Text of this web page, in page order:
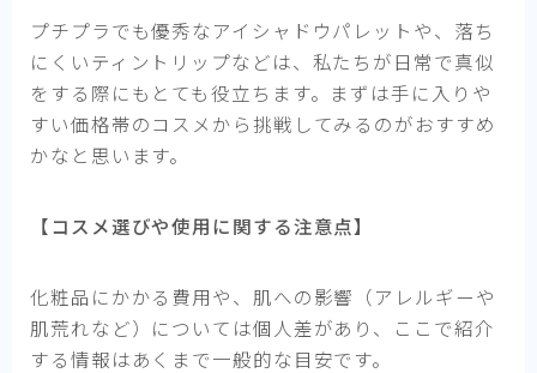
プチプラでも優秀なアイシャドウパレットや、落ち
にくいティントリップなどは、私たちが日常で真似
をする際にもとても役立ちます。まずは手に入りや
すい価格帯のコスメから挑戦してみるのがおすすめ
かなと思います。
【コスメ選びや使用に関する注意点】
化粧品にかかる費用や、肌への影響（アレルギーや
肌荒れなど）については個人差があり、ここで紹介
する情報はあくまで一般的な目安です。